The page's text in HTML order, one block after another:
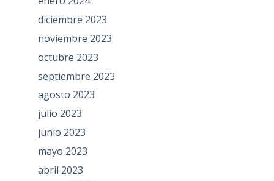
diciembre 2023
noviembre 2023
octubre 2023
septiembre 2023
agosto 2023
julio 2023
junio 2023
mayo 2023
abril 2023